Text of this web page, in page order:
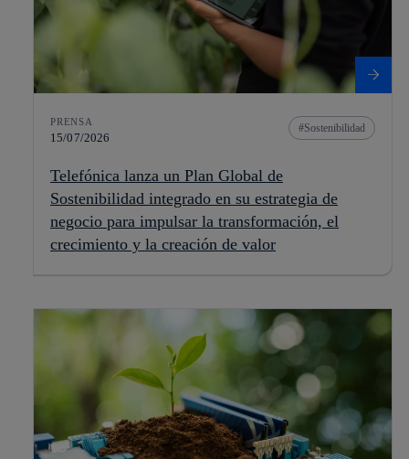
PRENSA
15/07/2026
Sostenibilidad
Telefónica lanza un Plan Global de
Sostenibilidad integrado en su estrategia de
negocio para impulsar la transformación, el
crecimiento y la creación de valor